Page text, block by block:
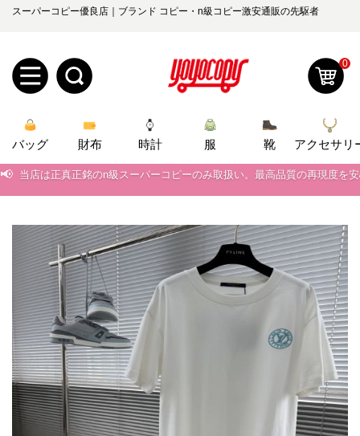
スーパーコピー優良店｜ブランド コピー・n級コピー激安通販の先駆者
規
ユ
登
録
ロ
グ
ダ
ー
管
知
ら
せ
yoyocopys@gmail.com
2026人気特集
バッグ
財布
時計
服
ズボン
衣装セット
靴
住まい用品
アクセサリー
ベルト
スカーフ
アイフォーンケ
ース
小物
0
バッグ 財布 時計 服 靴
アクセサリ
当店は正真正銘のn級スーパーコピーのみ取扱い。最高品質の再現度を
2026春の新作続々更新中！期間中のご注文でお得な割引をご利用いただ
📢 新作入荷！ルイ・ヴィトンスーパーコピー バッグ最新モデルが登場。